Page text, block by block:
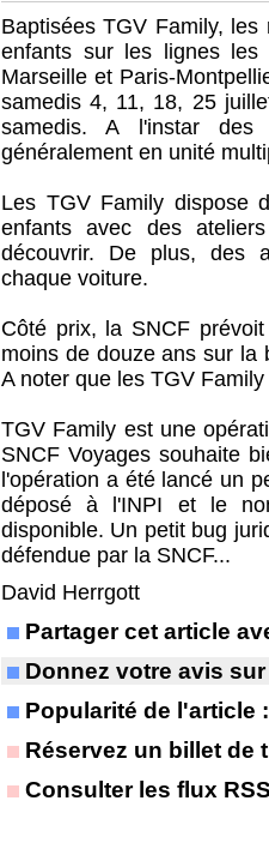
Baptisées TGV Family,
enfants sur les lignes les
Marseille et Paris-
samedis 4, 11, 18, 25
samedis. A l'instar
généralement en unité
Les TGV Family dispose
enfants avec des
découvrir. De plus, des
chaque voiture.
Côté prix, la SNCF
moins de douze ans sur la
A noter que les TGV
TGV Family est une
SNCF Voyages souhaite
l'opération a été lancé un
déposé à l'INPI et le
disponible. Un petit bug
défendue par la SNCF...
David Herrgott
Partager cet article
Donnez votre avis
Popularité de l'article
Réservez un billet de
Consulter les flux